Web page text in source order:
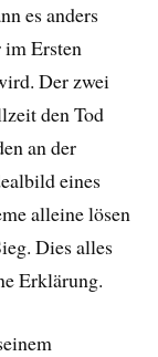
es anders
im Ersten
Der zwei
den Tod
an der
eines
alleine lösen
Dies alles
Erklärung.